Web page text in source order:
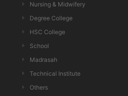
Nursing & Midwifery
Degree College
HSC College
School
Madrasah
Technical Institute
Others